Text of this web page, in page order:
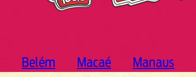
Belém Macaé Manaus